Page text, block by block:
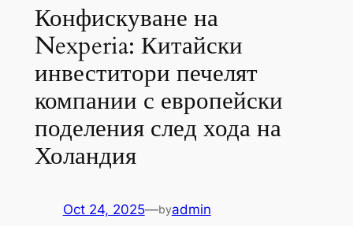
Конфискуване на
Nexperia: Китайски
инвеститори печелят
компании с европейски
поделения след хода на
Холандия
Oct 24, 2025—byadmin